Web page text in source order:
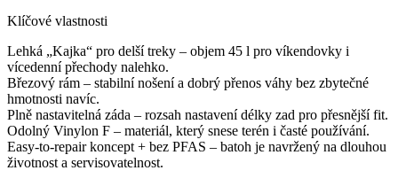
Klíčové vlastnosti
Lehká „Kajka“ pro delší treky – objem 45 l pro víkendovky i
vícedenní přechody nalehko.
Březový rám – stabilní nošení a dobrý přenos váhy bez zbytečné
hmotnosti navíc.
Plně nastavitelná záda – rozsah nastavení délky zad pro přesnější fit.
Odolný Vinylon F – materiál, který snese terén i časté používání.
Easy-to-repair koncept + bez PFAS – batoh je navržený na dlouhou
životnost a servisovatelnost.